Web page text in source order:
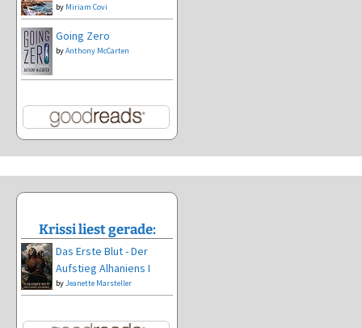
by Miriam Covi
Going Zero
byAnthony McCarten
Krissi liest gerade:
Das Erste Blut - Der
Aufstieg Alhaniens I
byJeanette Marsteller